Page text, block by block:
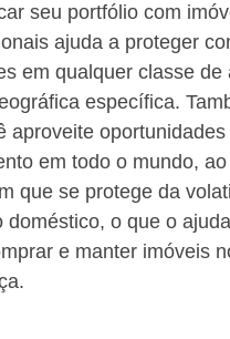
seu portfólio com
ajuda a proteger
em qualquer classe de
específica.
aproveite oportunidades
em todo o mundo,
que se protege da
doméstico, o que o
e manter imóveis